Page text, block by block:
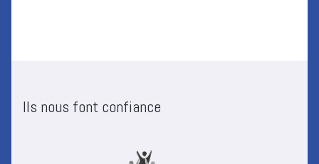
Ils nous font confiance